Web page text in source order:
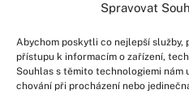
Spravovat
Abychom poskytli co nejlepší služby,
přístupu k informacím o zařízení,
Souhlas s těmito technologiemi nám
chování při procházení nebo
info@pepos.eu
+420 733 535 444